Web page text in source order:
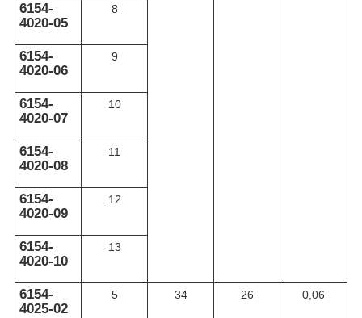
6154-
4020-05
8
6154-
4020-06
9
6154-
4020-07
10
6154-
4020-08
11
6154-
4020-09
12
6154-
4020-10
13
6154-
4025-02
5 34 26 0,06